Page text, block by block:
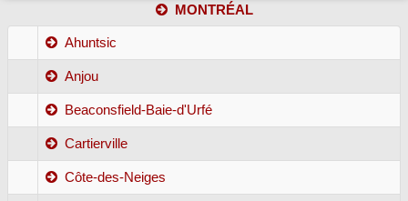
MONTRÉAL
Ahuntsic
Anjou
Beaconsfield-Baie-d'Urfé
Cartierville
Côte-des-Neiges